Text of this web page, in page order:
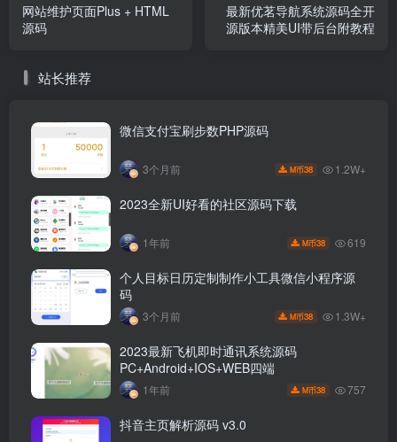
网站维护页面Plus + HTML
源码
最新优茗导航系统源码全开
源版本精美UI带后台附教程
站长推荐
微信支付宝刷步数PHP源码
3个月前 M币38 1.2W+
2023全新UI好看的社区源码下载
1年前 M币38 619
个人目标日历定制制作小工具微信小程序源
码
3个月前 M币38 1.3W+
2023最新飞机即时通讯系统源码
PC+Android+IOS+WEB四端
1年前 M币38 757
抖音主页解析源码 v3.0